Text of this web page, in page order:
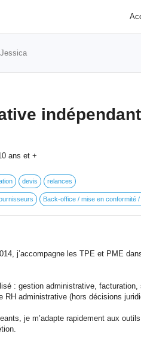
Jessica
ans et +
devis relances
Back-office / mise en conformité
j’accompagne les TPE et PME
: gestion administrative, facturation,
administrative (hors décisions
je m’adapte rapidement aux